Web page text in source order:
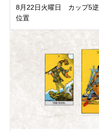
8月22日火曜日 カップ5逆
位置